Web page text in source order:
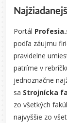
Portál
podľa záujmu
pravidelne
patríme v
jednoznačne
sa Strojnícka
zo všetkých
najvyššie zo